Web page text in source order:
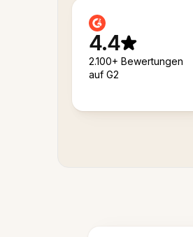
4.4
2.100+ Bewertungen
auf G2